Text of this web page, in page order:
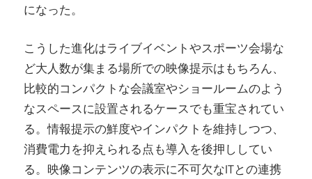
になった。
こうした進化はライブイベントやスポーツ会場な
ど大人数が集まる場所での映像提示はもちろん、
比較的コンパクトな会議室やショールームのよう
なスペースに設置されるケースでも重宝されてい
る。情報提示の鮮度やインパクトを維持しつつ、
消費電力を抑えられる点も導入を後押ししてい
る。映像コンテンツの表示に不可欠なITとの連携